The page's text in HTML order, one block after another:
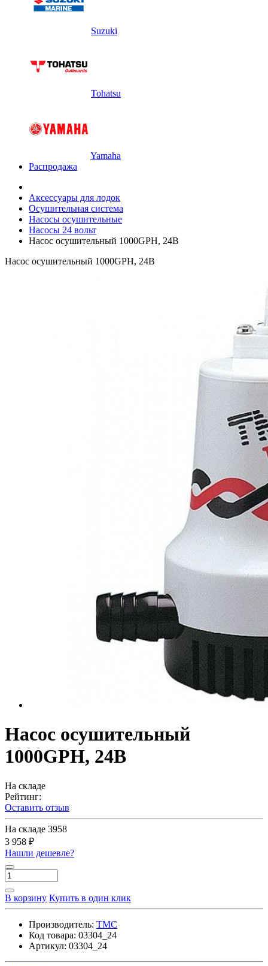
Suzuki
Tohatsu
Yamaha
Распродажа
Аксессуары для лодок
Осушительная система
Насосы осушительные
Насосы 24 вольт
Насос осушительный 1000GPH, 24В
Насос осушительный 1000GPH, 24В
Насос осушительный
1000GPH, 24В
На складе
Рейтинг:
Оставить отзыв
На складе 3958
3 958 ₽
Нашли дешевле?
В корзину Купить в один клик
Производитель: TMC
Код товара: 03304_24
Артикул: 03304_24